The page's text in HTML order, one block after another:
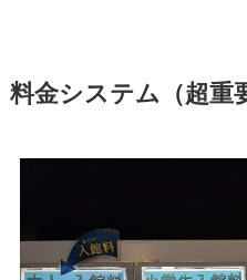
料金システム（超重